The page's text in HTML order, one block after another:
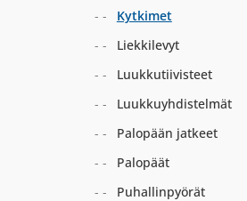
Kytkimet
Liekkilevyt
Luukkutiivisteet
Luukkuyhdistelmät
Palopään jatkeet
Palopäät
Puhallinpyörät